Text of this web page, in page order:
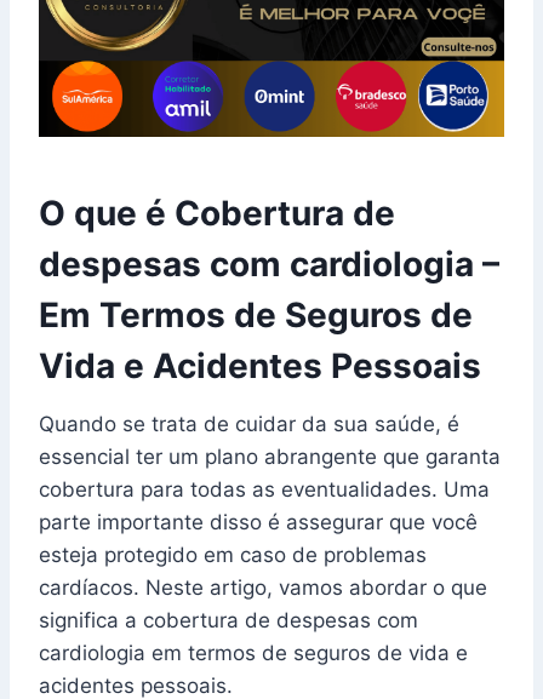
O que é Cobertura de
despesas com cardiologia –
Em Termos de Seguros de
Vida e Acidentes Pessoais
Quando se trata de cuidar da sua saúde, é
essencial ter um plano abrangente que garanta
cobertura para todas as eventualidades. Uma
parte importante disso é assegurar que você
esteja protegido em caso de problemas
cardíacos. Neste artigo, vamos abordar o que
significa a cobertura de despesas com
cardiologia em termos de seguros de vida e
acidentes pessoais.